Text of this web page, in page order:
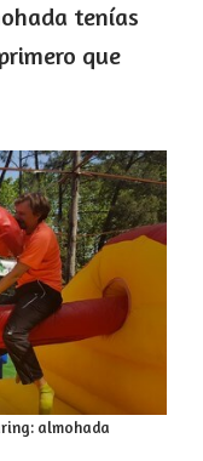
tenías
que
almohada